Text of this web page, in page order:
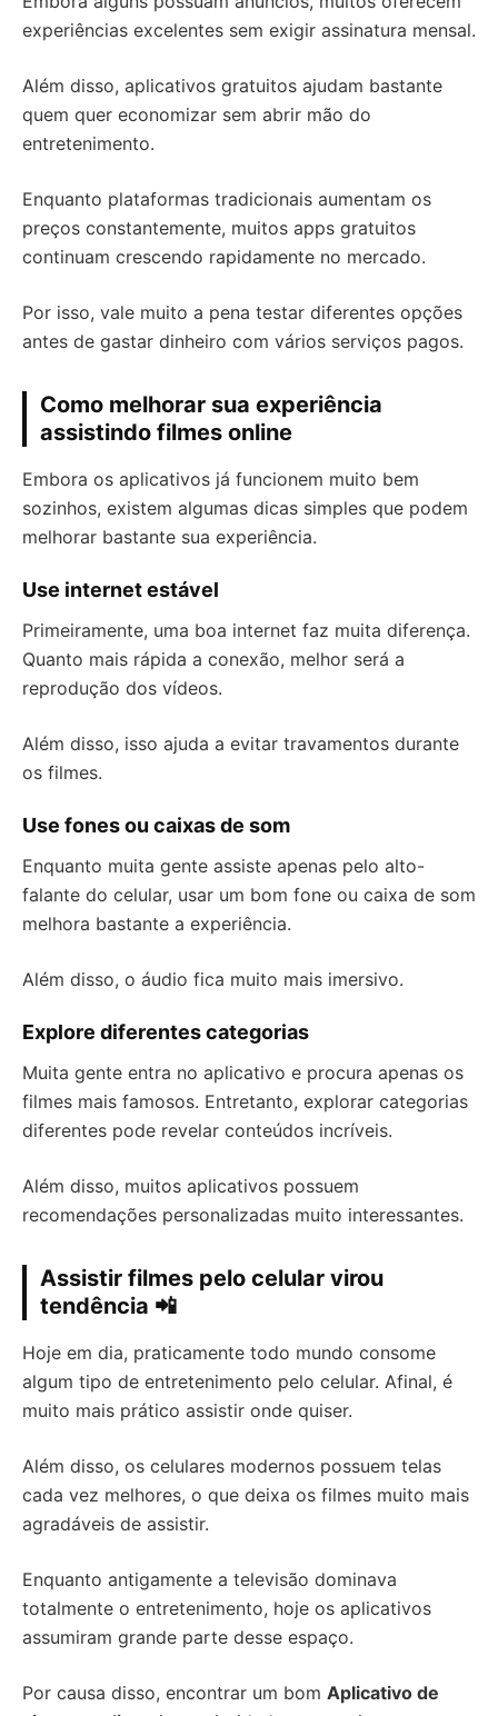
experiências excelentes sem exigir assinatura mensal.
Além disso, aplicativos gratuitos ajudam bastante
quem quer economizar sem abrir mão do
entretenimento.
Enquanto plataformas tradicionais aumentam os
preços constantemente, muitos apps gratuitos
continuam crescendo rapidamente no mercado.
Por isso, vale muito a pena testar diferentes opções
antes de gastar dinheiro com vários serviços pagos.
Como melhorar sua experiência
assistindo filmes online
Embora os aplicativos já funcionem muito bem
sozinhos, existem algumas dicas simples que podem
melhorar bastante sua experiência.
Use internet estável
Primeiramente, uma boa internet faz muita diferença.
Quanto mais rápida a conexão, melhor será a
reprodução dos vídeos.
Além disso, isso ajuda a evitar travamentos durante
os filmes.
Use fones ou caixas de som
Enquanto muita gente assiste apenas pelo alto-
falante do celular, usar um bom fone ou caixa de som
melhora bastante a experiência.
Além disso, o áudio fica muito mais imersivo.
Explore diferentes categorias
Muita gente entra no aplicativo e procura apenas os
filmes mais famosos. Entretanto, explorar categorias
diferentes pode revelar conteúdos incríveis.
Além disso, muitos aplicativos possuem
recomendações personalizadas muito interessantes.
Assistir filmes pelo celular virou
tendência 📲
Hoje em dia, praticamente todo mundo consome
algum tipo de entretenimento pelo celular. Afinal, é
muito mais prático assistir onde quiser.
Além disso, os celulares modernos possuem telas
cada vez melhores, o que deixa os filmes muito mais
agradáveis de assistir.
Enquanto antigamente a televisão dominava
totalmente o entretenimento, hoje os aplicativos
assumiram grande parte desse espaço.
Por causa disso, encontrar um bom Aplicativo de